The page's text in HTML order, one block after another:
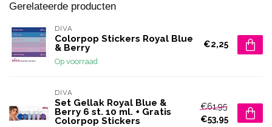
Gerelateerde producten
DIVA
Colorpop Stickers Royal Blue
& Berry
Op voorraad
€2,25
DIVA
Set Gellak Royal Blue &
Berry 6 st. 10 ml. + Gratis
Colorpop Stickers
€61,95
€53,95